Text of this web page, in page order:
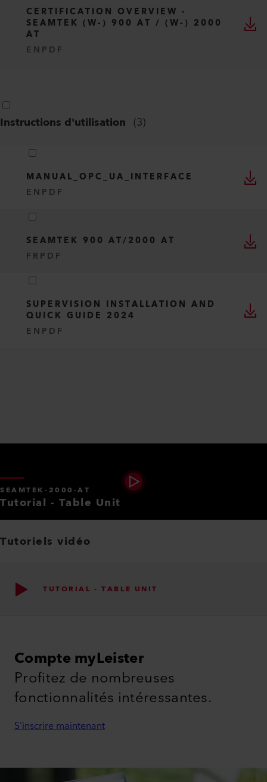
CERTIFICATION OVERVIEW -
SEAMTEK (W-) 900 AT / (W-) 2000
AT
EN PDF
Instructions d'utilisation (3)
MANUAL_OPC_UA_INTERFACE
EN PDF
SEAMTEK 900 AT/2000 AT
FR PDF
SUPERVISION INSTALLATION AND
QUICK GUIDE 2024
EN PDF
SEAMTEK-2000-AT
Tutorial - Table Unit
Tutoriels vidéo
TUTORIAL - TABLE UNIT
Compte myLeister
Profitez de nombreuses
fonctionnalités intéressantes.
S'inscrire maintenant